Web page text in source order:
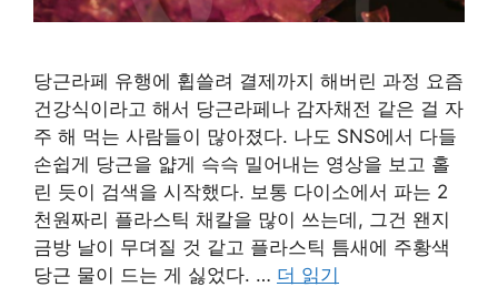
당근라페 유행에 휩쓸려 결제까지 해버린 과정 요즘
건강식이라고 해서 당근라페나 감자채전 같은 걸 자
주 해 먹는 사람들이 많아졌다. 나도 SNS에서 다들
손쉽게 당근을 얇게 슥슥 밀어내는 영상을 보고 홀
린 듯이 검색을 시작했다. 보통 다이소에서 파는 2
천원짜리 플라스틱 채칼을 많이 쓰는데, 그건 왠지
금방 날이 무뎌질 것 같고 플라스틱 틈새에 주황색
당근 물이 드는 게 싫었다. … 더 읽기